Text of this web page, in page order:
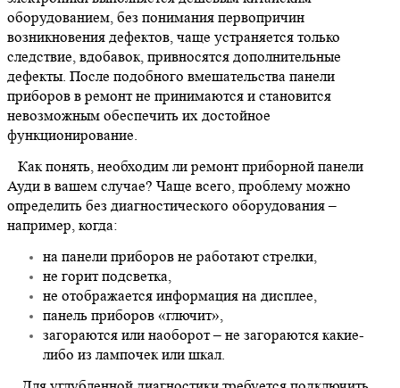
оборудованием, без понимания первопричин
возникновения дефектов, чаще устраняется только
следствие, вдобавок, привносятся дополнительные
дефекты. После подобного вмешательства панели
приборов в ремонт не принимаются и становится
невозможным обеспечить их достойное
функционирование.
Как понять, необходим ли ремонт приборной панели
Ауди в вашем случае? Чаще всего, проблему можно
определить без диагностического оборудования –
например, когда:
на панели приборов не работают стрелки,
не горит подсветка,
не отображается информация на дисплее,
панель приборов «глючит»,
загораются или наоборот – не загораются какие-
либо из лампочек или шкал.